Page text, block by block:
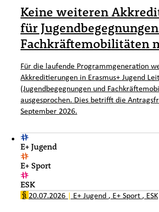
Keine weiteren
für
Fachkräftemobilitäten
Für die laufende Programmgeneration
Akkreditierungen in Erasmus+ Jugend
(Jugendbegegnungen und
ausgesprochen. Dies betrifft die
September 2026.
E+ Jugend
E+ Sport
ESK
20.07.2026 | E+ Jugend , E+ Sport , ESK